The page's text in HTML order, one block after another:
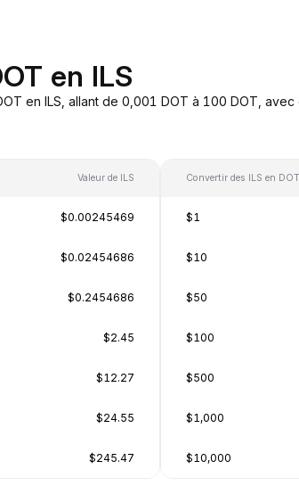
en ILS
en ILS, allant de 0,001 DOT à 100 DOT,
Valeur de ILS
$0.00245469
$0.02454686
$0.2454686
$2.45
$12.27
$24.55
$245.47
Convertir des ILS en DOT
$1
$10
$50
$100
$500
$1,000
$10,000